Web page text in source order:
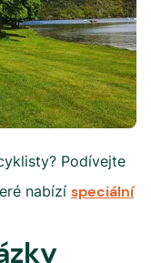
Podívejte
nabízí speciální